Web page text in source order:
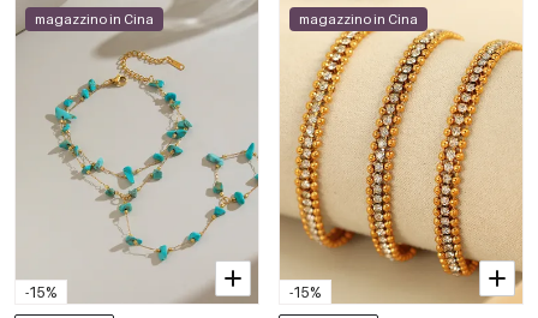
-15%
magazzino in Cina
-15%
magazzino in Cina